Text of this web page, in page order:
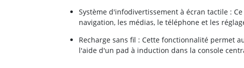
Système d'infodivertissement à écran tactile :
navigation, les médias, le téléphone et les
Recharge sans fil : Cette fonctionnalité permet
l'aide d'un pad à induction dans la console